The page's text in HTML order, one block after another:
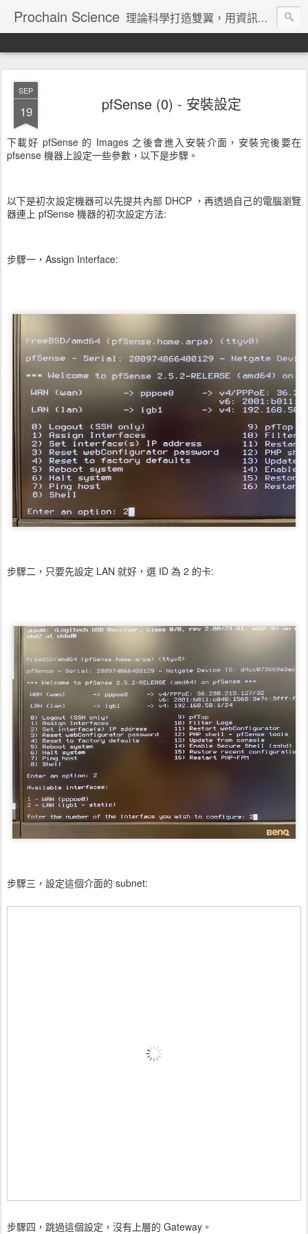
Prochain Science 理論科學打造雙翼，用資訊技術飛向藍天
SEP
19 pfSense (0) - 安裝設定
下載好 pfSense 的 Images 之後會進入安裝介面，安裝完後要在
pfsense 機器上設定一些參數，以下是步驟。
以下是初次設定機器可以先提共內部 DHCP ，再透過自己的電腦瀏覽
器連上 pfSense 機器的初次設定方法:
步驟一，Assign Interface:
步驟二，只要先設定 LAN 就好，選 ID 為 2 的卡:
步驟三，設定這個介面的 subnet:
步驟四，跳過這個設定，沒有上層的 Gateway。